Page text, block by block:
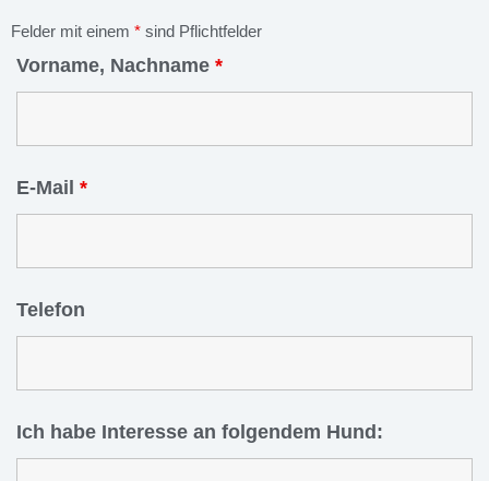
Felder mit einem * sind Pflichtfelder
Vorname, Nachname *
E-Mail *
Telefon
Ich habe Interesse an folgendem Hund: